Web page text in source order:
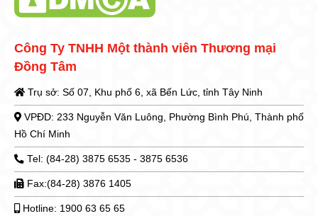
Công Ty TNHH Một thành viên Thương mại
Đồng Tâm
Trụ sở: Số 07, Khu phố 6, xã Bến Lức, tỉnh Tây Ninh
VPĐD: 233 Nguyễn Văn Luông, Phường Bình Phú, Thành phố
Hồ Chí Minh
Tel: (84-28) 3875 6535 - 3875 6536
Fax:(84-28) 3876 1405
Hotline: 1900 63 65 65